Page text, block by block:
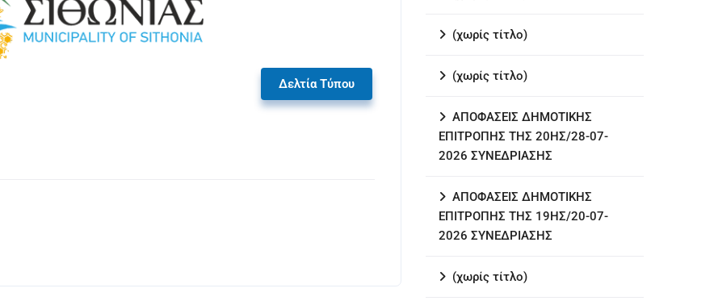
Δελτία Τύπου
(χωρίς τίτλο)
(χωρίς τίτλο)
ΑΠΟΦΑΣΕΙΣ ΔΗΜΟΤΙΚΗΣ
ΕΠΙΤΡΟΠΗΣ ΤΗΣ 20ΗΣ/28-07-
2026 ΣΥΝΕΔΡΙΑΣΗΣ
ΑΠΟΦΑΣΕΙΣ ΔΗΜΟΤΙΚΗΣ
ΕΠΙΤΡΟΠΗΣ ΤΗΣ 19ΗΣ/20-07-
2026 ΣΥΝΕΔΡΙΑΣΗΣ
(χωρίς τίτλο)